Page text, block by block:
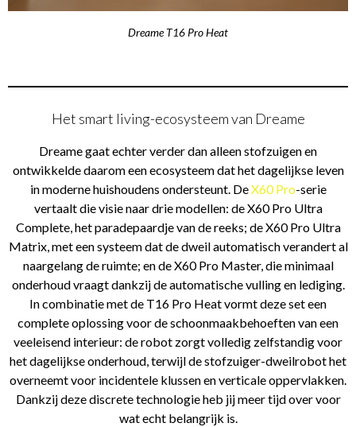
Dreame T16 Pro Heat
Het smart living-ecosysteem van Dreame
Dreame gaat echter verder dan alleen stofzuigen en
ontwikkelde daarom een ecosysteem dat het dagelijkse leven
in moderne huishoudens ondersteunt. DeX60 Pro-serie
vertaalt die visie naar drie modellen: de X60 Pro Ultra
Complete, het paradepaardje van de reeks; de X60 Pro Ultra
Matrix, met een systeem dat de dweil automatisch verandert al
naargelang de ruimte; en de X60 Pro Master, die minimaal
onderhoud vraagt dankzij de automatische vulling en lediging.
In combinatie met de T16 Pro Heat vormt deze set een
complete oplossing voor de schoonmaakbehoeften van een
veeleisend interieur: de robot zorgt volledig zelfstandig voor
het dagelijkse onderhoud, terwijl de stofzuiger-dweilrobot het
overneemt voor incidentele klussen en verticale oppervlakken.
Dankzij deze discrete technologie heb jij meer tijd over voor
wat echt belangrijk is.